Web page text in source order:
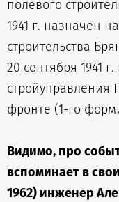
полевого
1941 г. назначен
строительства
20 сентября 1941
стройуправления
фронте (1-го
Видимо, про
вспоминает в
1962) инженер